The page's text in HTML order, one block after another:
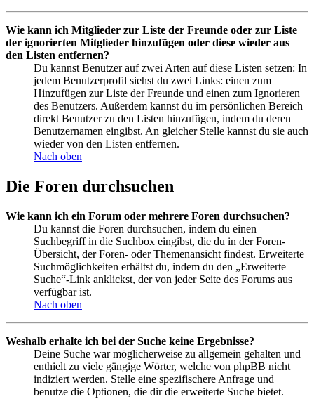
Wie kann ich Mitglieder zur Liste der Freunde oder zur Liste
der ignorierten Mitglieder hinzufügen oder diese wieder aus
den Listen entfernen?
Du kannst Benutzer auf zwei Arten auf diese Listen setzen: In
jedem Benutzerprofil siehst du zwei Links: einen zum
Hinzufügen zur Liste der Freunde und einen zum Ignorieren
des Benutzers. Außerdem kannst du im persönlichen Bereich
direkt Benutzer zu den Listen hinzufügen, indem du deren
Benutzernamen eingibst. An gleicher Stelle kannst du sie auch
wieder von den Listen entfernen.
Nach oben
Die Foren durchsuchen
Wie kann ich ein Forum oder mehrere Foren durchsuchen?
Du kannst die Foren durchsuchen, indem du einen
Suchbegriff in die Suchbox eingibst, die du in der Foren-
Übersicht, der Foren- oder Themenansicht findest. Erweiterte
Suchmöglichkeiten erhältst du, indem du den „Erweiterte
Suche“-Link anklickst, der von jeder Seite des Forums aus
verfügbar ist.
Nach oben
Weshalb erhalte ich bei der Suche keine Ergebnisse?
Deine Suche war möglicherweise zu allgemein gehalten und
enthielt zu viele gängige Wörter, welche von phpBB nicht
indiziert werden. Stelle eine spezifischere Anfrage und
benutze die Optionen, die dir die erweiterte Suche bietet.